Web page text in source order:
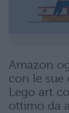
Amazon
con le sue
Lego art
ottimo da